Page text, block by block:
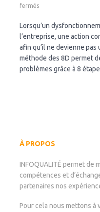
ferméssur
8D
Méthode
de
résolution
de
Lorsqu’un
l’entreprise, une action
afin qu’il ne devienne
méthode des 8D permet
problèmes grâce à 8
À PROPOS
INFOQUALITÉ permet de
compétences et
partenaires nos
Pour cela nous mettons à